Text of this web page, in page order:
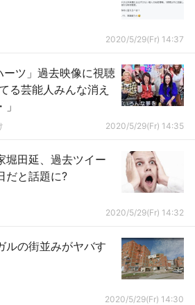
2020/5/29(Fr) 14:37
ーツ」過去映像に視聴
る芸能人みんな消え
2020/5/29(Fr) 14:35
堀田延、過去ツイー
だと話題に?
2020/5/29(Fr) 14:32
ルの街並みがヤバす
2020/5/29(Fr) 14:30